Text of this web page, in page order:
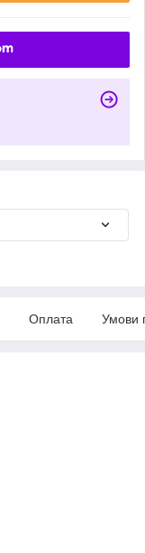
Оплата Умови